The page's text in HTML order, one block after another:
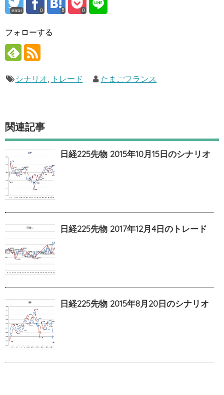
error 0 0
フォローする
シナリオ, トレード たまごフランス
関連記事
日経225先物 2015年10月15日のシナリオ
日経225先物 2017年12月4日のトレード
日経225先物 2015年8月20日のシナリオ